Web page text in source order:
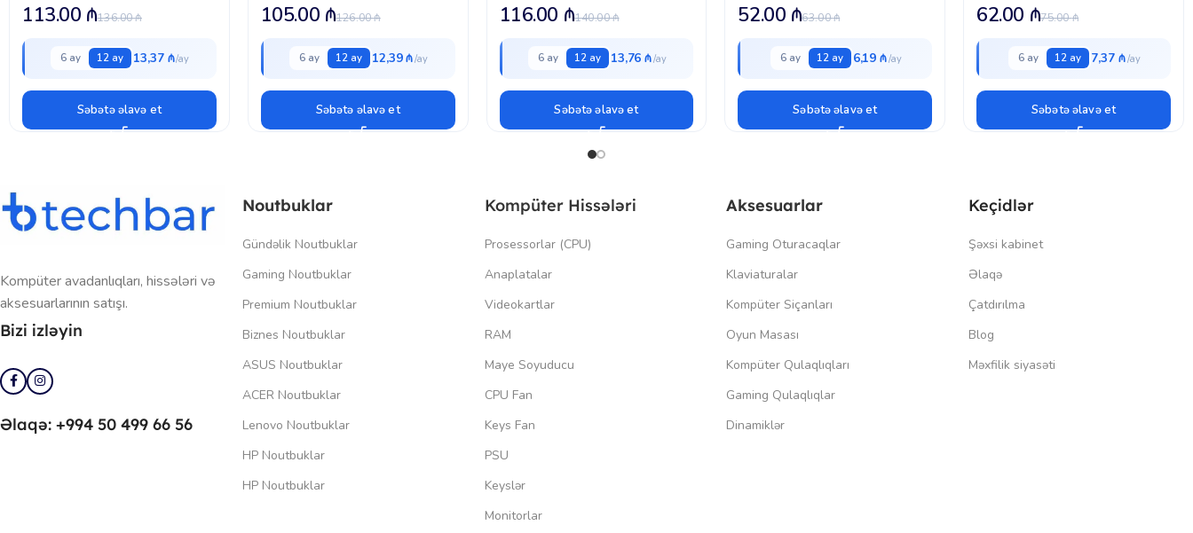
136.00₼
113.00 ₼
6 ay 12 ay 13,37 ₼
Səbətə əlavə et
126.00₼
105.00 ₼
6 ay 12 ay 12,39 ₼
Səbətə əlavə et
140.00₼
116.00 ₼
6 ay 12 ay 13,76 ₼
Səbətə əlavə et
63.00₼
52.00 ₼
6 ay 12 ay 6,19 ₼
Səbətə əlavə et
75.00₼
62.00 ₼
6 ay 12 ay 7,37 ₼
Səbətə əlavə et
Kompüter avadanlıqları, hissələri və
aksesuarlarının satışı.
Bizi izləyin
Əlaqə: +994 50 499 66 56
Noutbuklar
Gündəlik Noutbuklar
Gaming Noutbuklar
Premium Noutbuklar
Biznes Noutbuklar
ASUS Noutbuklar
ACER Noutbuklar
Lenovo Noutbuklar
HP Noutbuklar
HP Noutbuklar
Kompüter Hissələri
Prosessorlar (CPU)
Anaplatalar
Videokartlar
RAM
Maye Soyuducu
CPU Fan
Keys Fan
PSU
Keyslər
Monitorlar
Aksesuarlar
Gaming Oturacaqlar
Klaviaturalar
Kompüter Siçanları
Oyun Masası
Kompüter Qulaqlıqları
Gaming Qulaqlıqlar
Dinamiklər
Keçidlər
Şəxsi kabinet
Əlaqə
Çatdırılma
Blog
Məxfilik siyasəti